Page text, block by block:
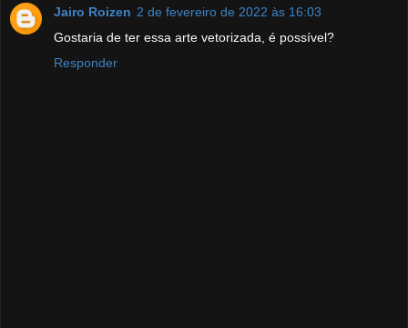
Jairo Roizen 2 de fevereiro de 2022 às 16:03
Gostaria de ter essa arte vetorizada, é possível?
Responder